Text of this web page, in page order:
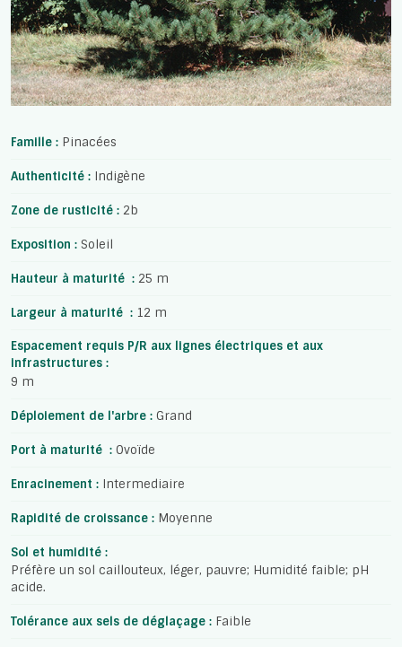
Famille : Pinacées
Authenticité : Indigène
Zone de rusticité : 2b
Exposition : Soleil
Hauteur à maturité : 25 m
Largeur à maturité : 12 m
Espacement requis P/R aux lignes électriques et aux
infrastructures :
9 m
Déploiement de l'arbre : Grand
Port à maturité : Ovoïde
Enracinement : Intermediaire
Rapidité de croissance : Moyenne
Sol et humidité :
Préfère un sol caillouteux, léger, pauvre; Humidité faible; pH
acide.
Tolérance aux sels de déglaçage : Faible